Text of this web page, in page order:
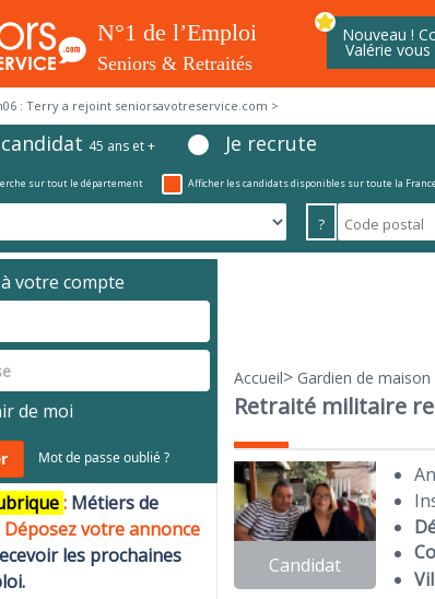
Nouveau !
Valérie
: Terry a rejoint seniorsavotreservice.com >
candidat 45 ans et + Je recrute
sur tout le département Afficher les candidats disponibles sur toute la France
?
Accueil> Gardien de
Retraité militaire
Candidat
votre compte
de moi
Mot de passe oublié ?
: Métiers de
Déposez votre annonce
les prochaines